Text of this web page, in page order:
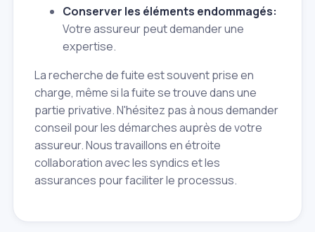
Conserver les éléments endommagés:
Votre assureur peut demander une
expertise.
La recherche de fuite est souvent prise en
charge, même si la fuite se trouve dans une
partie privative. N'hésitez pas à nous demander
conseil pour les démarches auprès de votre
assureur. Nous travaillons en étroite
collaboration avec les syndics et les
assurances pour faciliter le processus.